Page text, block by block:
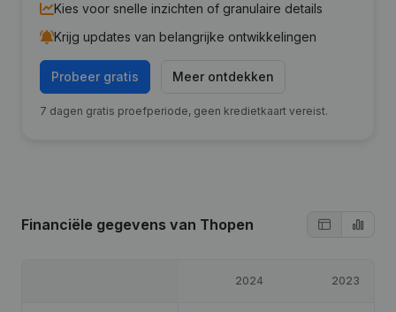
Kies voor snelle inzichten of granulaire details
Krijg updates van belangrijke ontwikkelingen
Probeer gratis Meer ontdekken
7 dagen gratis proefperiode, geen kredietkaart vereist.
Financiële gegevens van Thopen
2024 2023